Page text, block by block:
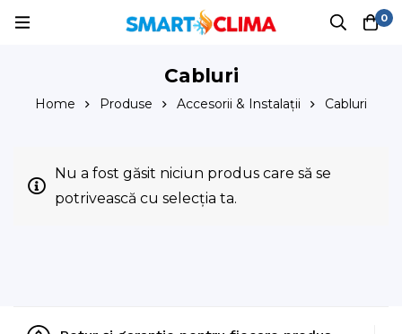
0
Cabluri
Home Produse Accesorii & Instalații Cabluri
Nu a fost găsit niciun produs care să se
potrivească cu selecția ta.